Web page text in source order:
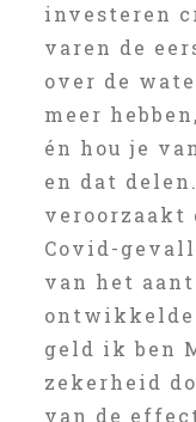
investeren
varen de
over de
meer
én hou je
en dat
veroorzaakt
Covid-
van het
geld ik ben
zekerheid
van de